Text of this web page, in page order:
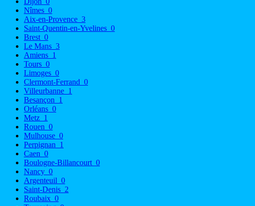
Nîmes 0
Aix-en-Provence 3
Saint-Quentin-en-Yvelines 0
Brest 0
Le Mans 3
Amiens 1
Tours 0
Limoges 0
Clermont-Ferrand 0
Villeurbanne 1
Besançon 1
Orléans 0
Metz 1
Rouen 0
Mulhouse 0
Perpignan 1
Caen 0
Boulogne-Billancourt 0
Nancy 0
Argenteuil 0
Saint-Denis 2
Roubaix 0